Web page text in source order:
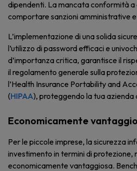
dipendenti. La mancata conformità
comportare sanzioni amministrative
L’implementazione di una solida
l’utilizzo di password efficaci e
d’importanza critica, garantisce il
il regolamento generale sulla
l’Health Insurance Portability and
(HIPAA), proteggendo la tua azienda
Economicamente
Per le piccole imprese, la sicurezza
investimento in termini di protezione,
economicamente vantaggiosa.